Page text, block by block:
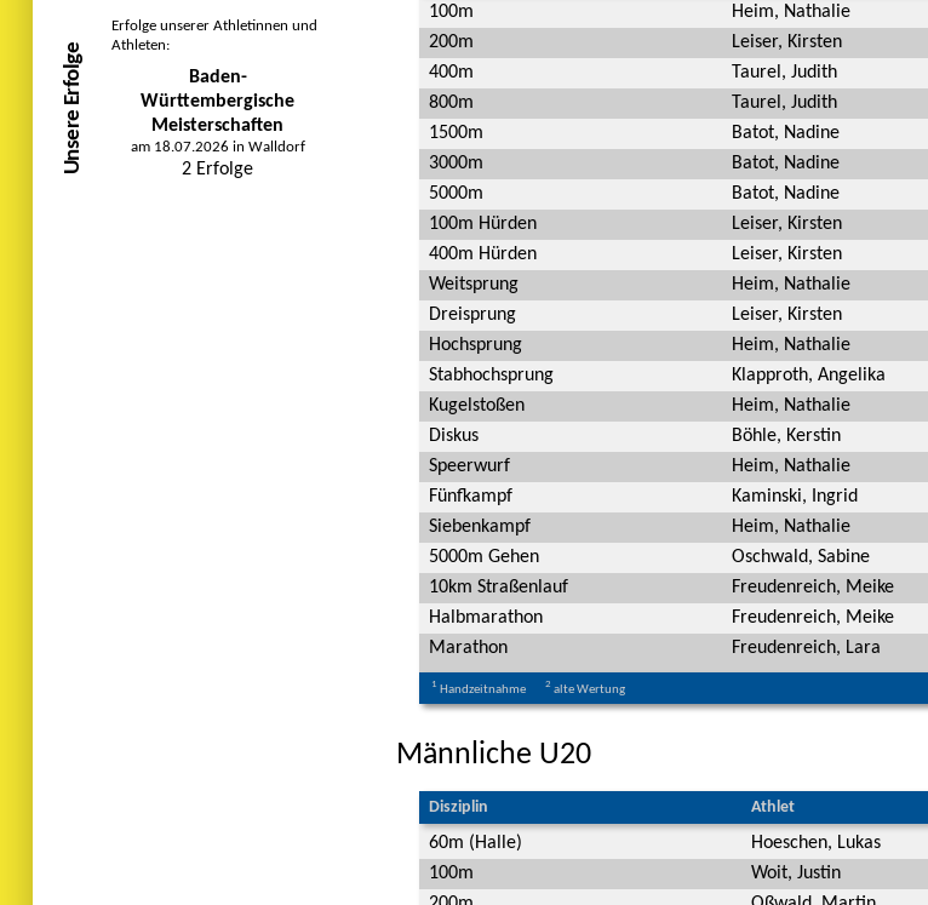
100m Heim, Nathalie
200m
Leiser, Kirsten
400m
Taurel, Judith
800m
Taurel, Judith
1500m
Batot, Nadine
3000m
Batot, Nadine
5000m
Batot, Nadine
100m Hürden
Leiser, Kirsten
400m Hürden
Leiser, Kirsten
Weitsprung
Heim, Nathalie
Dreisprung
Leiser, Kirsten
Hochsprung
Heim, Nathalie
Stabhochsprung
Klapproth, Angelika
Kugelstoßen
Heim, Nathalie
Diskus
Böhle, Kerstin
Speerwurf
Heim, Nathalie
Fünfkampf
Kaminski, Ingrid
Siebenkampf
Heim, Nathalie
5000m Gehen
Oschwald, Sabine
10km Straßenlauf
Freudenreich, Meike
Halbmarathon
Freudenreich, Meike
Marathon
Freudenreich, Lara
1 Handzeitnahme 2 alte Wertung
Männliche U20
Disziplin Athlet
60m (Halle) Hoeschen, Lukas
100m
Woit, Justin
Unsere Erfolge
Erfolge unserer Athletinnen und
Athleten:
Baden-
Württembergische
Meisterschaften
am 18.07.2026 in Walldorf
2 Erfolge